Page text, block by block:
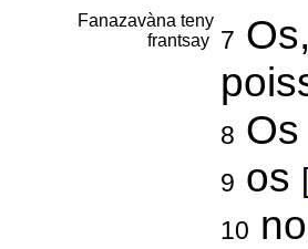
Fanazavàna teny
frantsay
7
8 Os
9 os
10